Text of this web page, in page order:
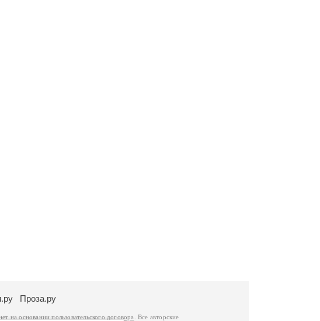
Проза.ру
на основаниипользовательского договора . Все авторские